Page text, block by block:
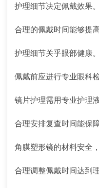
护理细节决定佩戴效果。
合理的佩戴时间能够提
护理细节关乎眼部健康。
佩戴前应进行专业眼科
镜片护理需用专业护理液
合理安排复查时间能保
角膜塑形镜的材料安全
合理调整佩戴时间达到